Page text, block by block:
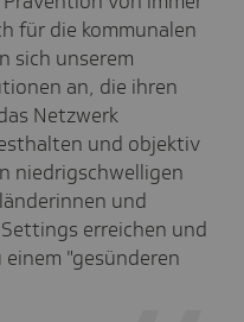
für die kommunalen
sich unserem
an, die ihren
Netzwerk
und objektiv
niedrigschwelligen
und
erreichen und
"gesünderen